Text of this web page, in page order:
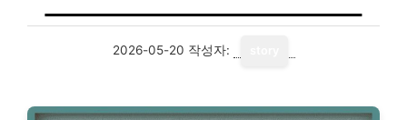
2026-05-20 작성자: